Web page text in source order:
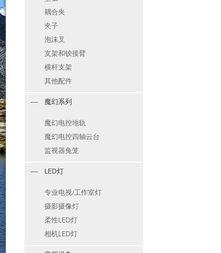
耦合夹
夹子
泡沫叉
支架和铰接臂
横杆支架
其他配件
魔幻系列
魔幻电控地轨
魔幻电控四轴云台
监视器兔笼
LED灯
专业电视/工作室灯
摄影摄像灯
柔性LED灯
相机LED灯